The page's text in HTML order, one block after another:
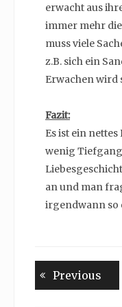
erwacht aus
immer mehr die
muss viele
z.B. sich ein
Erwachen wird
Fazit:
Es ist ein
wenig
an und man
irgendwann
Previous